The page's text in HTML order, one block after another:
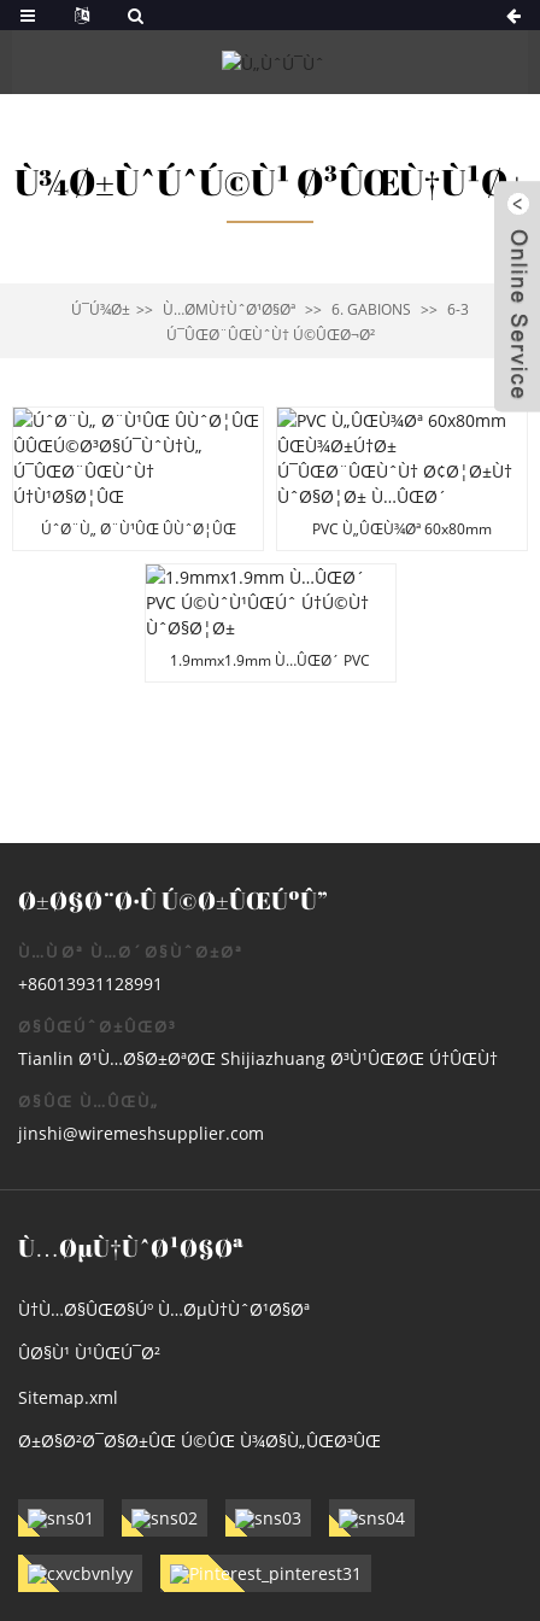
Ù¾Ø±ÙˆÚˆÚ©Ù¹ Ø³ÛŒÙ†Ù¹Ø±
Ú¯Ú¾Ø± Ù…ØΜÙ†ÙˆØ¹Ø§Øª 6. GABIONS
6-3
Ú¯ÛŒØ¨ÛŒÙˆÙ† Ú©ÛŒØ¬Ø²
ÚˆØ¨Ù„ Ø¨Ù¹ÛŒ ÛÙˆØ¦ÛŒ
Ú¯ÛŒØ¨ÛŒÙˆÙ† Ú†Ù¹Ø§Ø¦ÛŒ
PVC Ù„ÛŒÙ¾Øª 60x80mm
Ú¯ÛŒØ¨ÛŒÙˆÙ† Ø¢Ø¦Ø±Ù†
ÙˆØ§Ø¦Ø± Ù…ÛŒØ´
1.9mmx1.9mm Ù…ÛŒØ´ PVC
Ø±Ø§Ø¨Ø·Û Ú©Ø±ÛŒÚºÛ”
Ù…ÙØª Ù…Ø´Ø§ÙˆØ±Øª
+86013931128991
Ø§ÛŒÚˆØ±ÛŒØ³
Tianlin Ø¹Ù…Ø§Ø±ØªØŒ Shijiazhuang Ø³Ù¹ÛŒØŒ Ú†ÛŒÙ†
Ø§ÛŒ Ù…ÛŒÙ„
jinshi@wiremeshsupplier.com
Ù…ØµÙ†ÙˆØ¹Ø§Øª
Ù†Ù…Ø§ÛŒØ§Úº Ù…ØµÙ†ÙˆØ¹Ø§Øª
ÛØ§Ù¹ Ù¹ÛŒÚ¯Ø²
Sitemap.xml
Ø±Ø§Ø²Ø¯Ø§Ø±ÛŒ Ú©ÛŒ Ù¾Ø§Ù„ÛŒØ³ÛŒ